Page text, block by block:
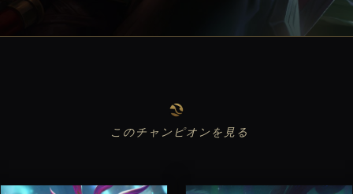
このチャンピオンを見る